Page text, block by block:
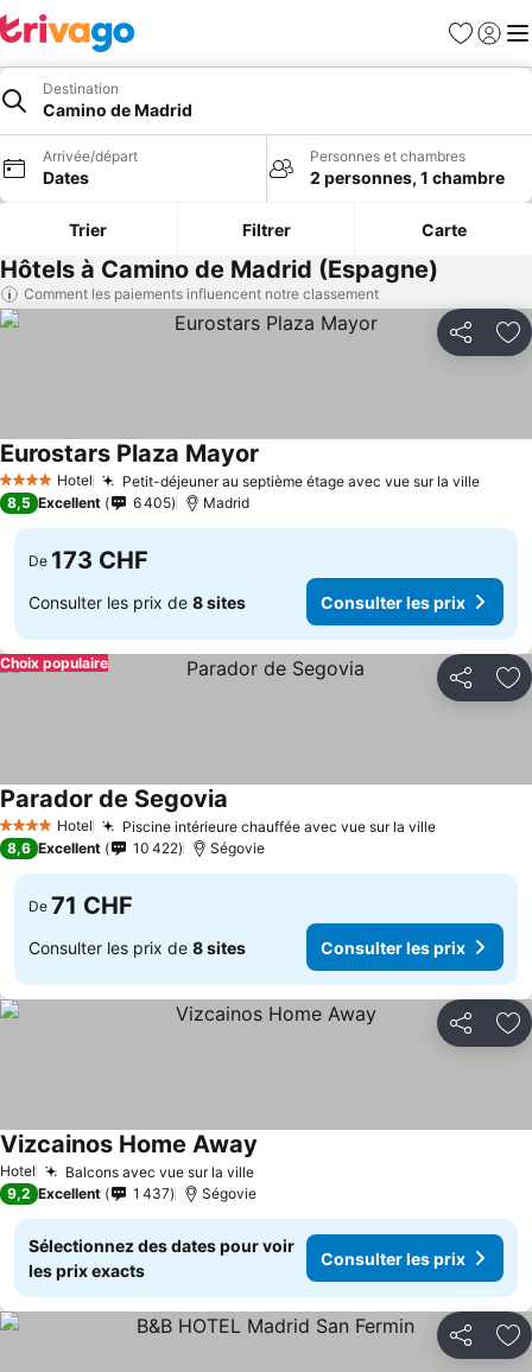
Favoris
Se
Destination
Camino de Madrid
Arrivée/départ
Dates
Personnes et chambres
2 personnes, 1 chambre
Trier Filtrer Carte
Hôtels à Camino de Madrid (Espagne)
Comment les paiements influencent notre classement
Partager
4 Étoiles Hotel Petit-déjeuner au septième étage avec vue sur la ville
Eurostars Plaza Mayor
8,5 Excellent 6 405 Madrid
De 173 CHF
Consulter les prix de 8 sites Consulter les prix
Partager
Choix populaire
4 Étoiles Hotel Piscine intérieure chauffée avec vue sur la villeConsulter
Parador de Segovia
8,6 Excellent 10 422 Ségovie
De 71 CHF
Consulter les prix de 8 sites Consulter les prix
Partager
Hotel Balcons avec vue sur la villeConsulter les prix
Vizcainos Home Away
9,2 Excellent 1 437 Ségovie
Sélectionnez des dates pour voir
les prix exacts
Consulter les prix
Partager